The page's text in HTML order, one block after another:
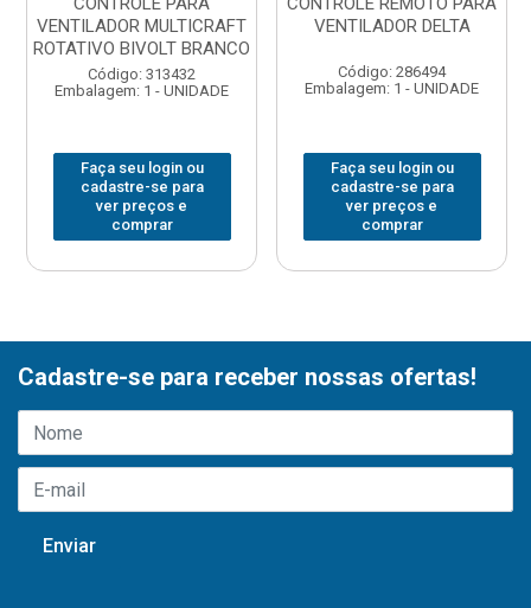
VENTILADOR MULTICRAFT
ROTATIVO BIVOLT BRANCO
Código: 313432
Embalagem: 1 - UNIDADE
Faça seu login ou
cadastre-se para
ver preços e
comprar
VENTILADOR DELTA
Código: 286494
Embalagem: 1 - UNIDADE
Faça seu login ou
cadastre-se para
ver preços e
comprar
Cadastre-se para receber nossas ofertas!